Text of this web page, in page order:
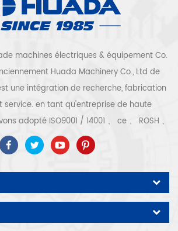
machines électriques & équipement Co.
Huada Machinery Co., Ltd de
une intégration de recherche, fabrication
service. en tant qu'entreprise de haute
adopté ISO9001 / 14001 、 ce 、 ROSH 、
certification de qualité et de sécurité ccc,
de haute technologie, etc. que 300
d'air pour être un expert de l'industrie
plus de 30 ans d'expérience de le
tout pour les récipients sous pression,
le traitement et le montage de pièces de